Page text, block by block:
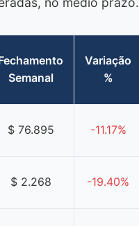
Semanal
Variação
%
$ 76.895 -11.17%
$ 2.268 -19.40%